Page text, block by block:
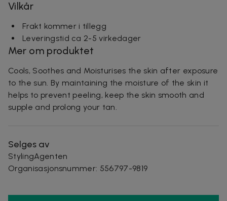
Vilkår
Frakt kommer i tillegg
Leveringstid ca 2-5 virkedager
Mer om produktet
Cools, Soothes and Moisturises the skin after exposure
to the sun. By maintaining the moisture of the skin it
helps to prevent peeling, keep the skin smooth and
supple and prolong your tan.
Selges av
StylingAgenten
Organisasjonsnummer: 556797-9819